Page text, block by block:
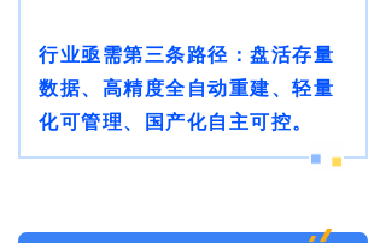
行业亟需第三条路径：盘活存量
数据、高精度全自动重建、轻量
化可管理、国产化自主可控。